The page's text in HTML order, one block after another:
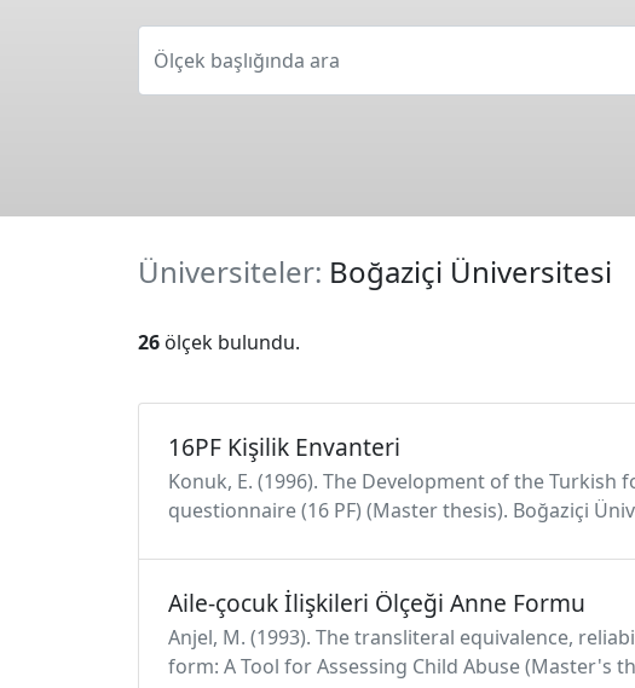
Ölçek başlığında ara
Üniversiteler: Boğaziçi Üniversitesi
26 ölçek bulundu.
16PF Kişilik Envanteri
Konuk, E. (1996). The Development of the
questionnaire (16 PF) (Master thesis). Boğaziçi
Aile-çocuk İlişkileri Ölçeği Anne Formu
Anjel, M. (1993). The transliteral equivalence,
form: A Tool for Assessing Child Abuse (Master's